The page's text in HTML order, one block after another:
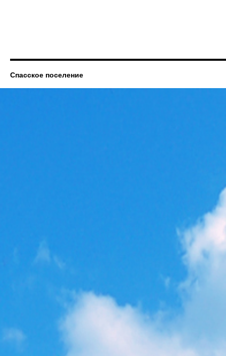
Спасское поселение